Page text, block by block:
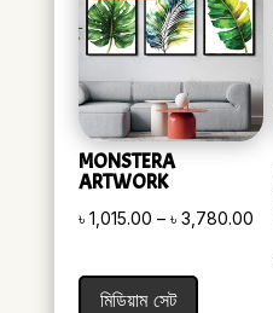
MONSTERA
ARTWORK
৳ 1,015.00 – ৳ 3,780.00
মিডিয়াম সেট